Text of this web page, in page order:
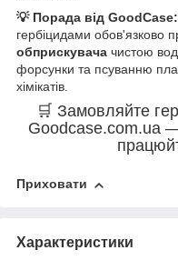
💡 Порада від GoodCase:
гербіцидами обов'язково
обприскувача чистою
форсунки та псуванню
хімікатів.
🛒 Замовляйте
Goodcase.com.ua —
Приховати
Характеристики